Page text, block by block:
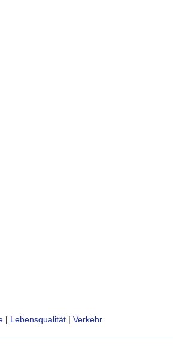
| Lebensqualität | Verkehr